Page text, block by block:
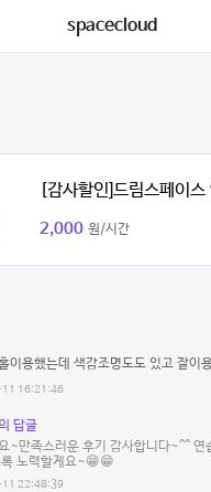
spacecloud
[감사할인]드림스페이스
2,000 원/시간
이용했는데 색감조명도도 있고 잘이
16:21:46
답글
~만족스러운 후기 감사합니다~^^ 연
노력할게요~😁😁
22:48:39